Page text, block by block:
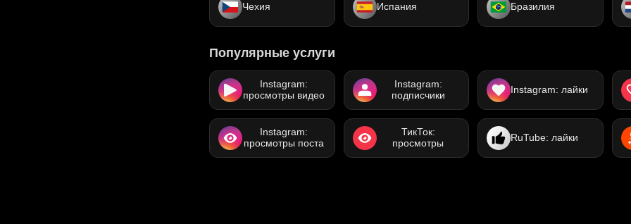
Чехия Испания Бразилия
Популярные услуги
Instagram:
просмотры видео
Instagram:
подписчики
Instagram: лайки
Instagram:
просмотры поста
ТикТок:
просмотры
RuTube: лайки